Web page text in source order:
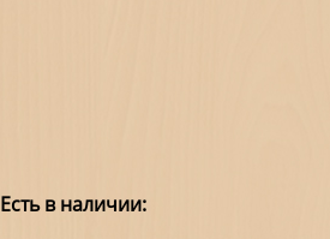
Есть в наличии: